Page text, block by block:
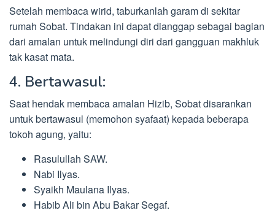
Setelah membaca wirid, taburkanlah garam di sekitar
rumah Sobat. Tindakan ini dapat dianggap sebagai bagian
dari amalan untuk melindungi diri dari gangguan makhluk
tak kasat mata.
4. Bertawasul:
Saat hendak membaca amalan Hizib, Sobat disarankan
untuk bertawasul (memohon syafaat) kepada beberapa
tokoh agung, yaitu:
Rasulullah SAW.
Nabi Ilyas.
Syaikh Maulana Ilyas.
Habib Ali bin Abu Bakar Segaf.